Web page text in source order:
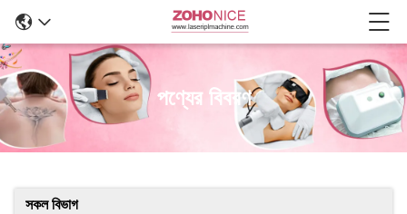
পণ্যের বিবরণ
সকল বিভাগ